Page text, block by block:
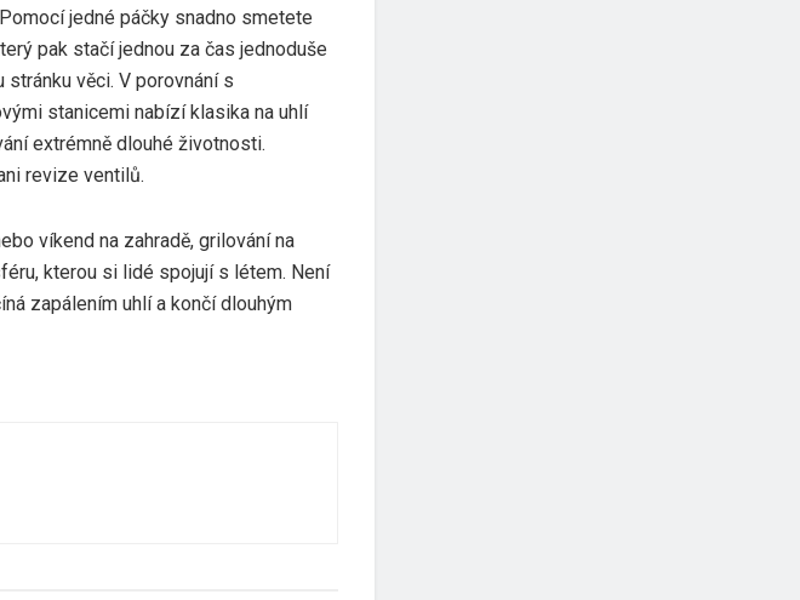
jedné páčky snadno smetete
pak stačí jednou za čas jednoduše
věci. V porovnání s
stanicemi nabízí klasika na uhlí
extrémně dlouhé životnosti.
revize ventilů.
víkend na zahradě, grilování na
kterou si lidé spojují s létem. Není
zapálením uhlí a končí dlouhým